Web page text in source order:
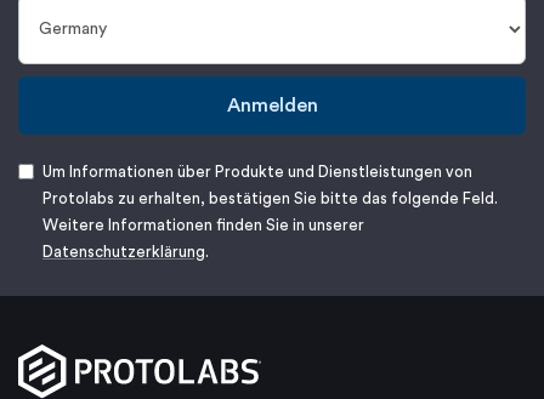
Anmelden
Um Informationen über Produkte und Dienstleistungen von
Protolabs zu erhalten, bestätigen Sie bitte das folgende Feld.
Weitere Informationen finden Sie in unserer
Datenschutzerklärung.